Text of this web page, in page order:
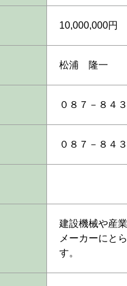
10,000,000円
松浦 隆一
０８７－８４
０８７－８４
建設機械や産
メーカーにと
す。